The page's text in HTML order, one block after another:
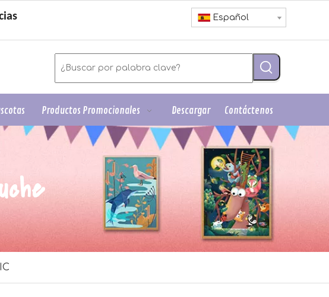
Español
Productos Promocionales Descargar Contáctenos